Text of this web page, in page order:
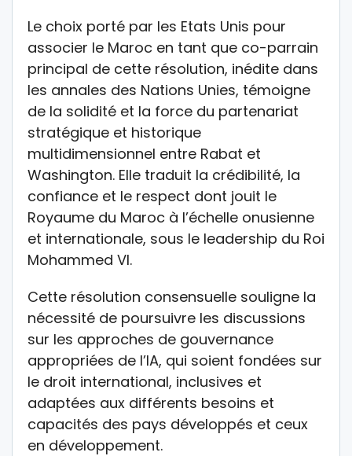
Le choix porté par les Etats Unis pour
associer le Maroc en tant que co-parrain
principal de cette résolution, inédite dans
les annales des Nations Unies, témoigne
de la solidité et la force du partenariat
stratégique et historique
multidimensionnel entre Rabat et
Washington. Elle traduit la crédibilité, la
confiance et le respect dont jouit le
Royaume du Maroc à l’échelle onusienne
et internationale, sous le leadership du Roi
Mohammed VI.
Cette résolution consensuelle souligne la
nécessité de poursuivre les discussions
sur les approches de gouvernance
appropriées de l’IA, qui soient fondées sur
le droit international, inclusives et
adaptées aux différents besoins et
capacités des pays développés et ceux
en développement.